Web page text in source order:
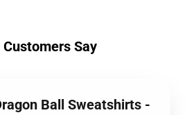
Say
Ball Sweatshirts -